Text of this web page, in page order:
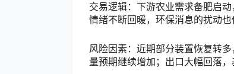
交易逻辑：下游农业需求备肥启
情绪不断回暖，环保消息的扰动
风险因素：近期部分装置恢复转
量预期继续增加；出口大幅回落